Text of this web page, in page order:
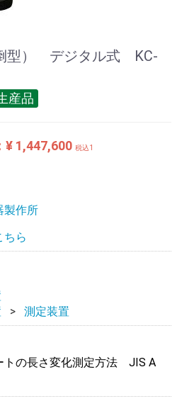
型） デジタル式 KC-
産品
¥ 1,447,600 税込1
製作所
ちら
測定装置
トの長さ変化測定方法 JIS A